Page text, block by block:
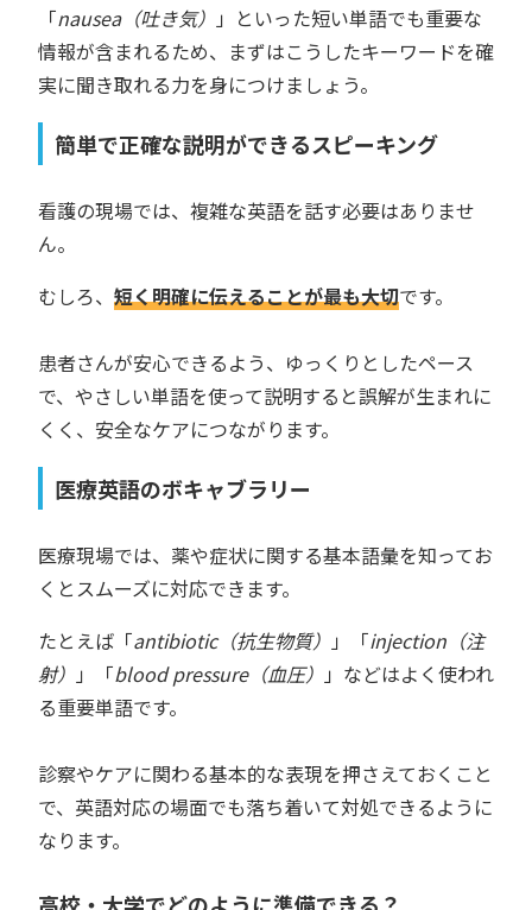
「nausea（吐き気） 」といった短い単語でも重要な
情報が含まれるため、まずはこうしたキーワードを確
実に聞き取れる力を身につけましょう。
簡単で正確な説明ができるスピーキング
看護の現場では、複雑な英語を話す必要はありませ
ん。
むしろ、 短く明確に伝えることが最も大切です。
患者さんが安心できるよう、ゆっくりとしたペース
で、やさしい単語を使って説明すると誤解が生まれに
くく、安全なケアにつながります。
医療英語のボキャブラリー
医療現場では、薬や症状に関する基本語彙を知ってお
くとスムーズに対応できます。
たとえば「antibiotic（抗生物質） 」「injection（注
射） 」「blood pressure（血圧） 」などはよく使われ
る重要単語です。
診察やケアに関わる基本的な表現を押さえておくこと
で、英語対応の場面でも落ち着いて対処できるように
なります。